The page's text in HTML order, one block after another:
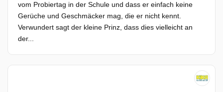
vom Probiertag in der Schule und dass er einfach keine
Gerüche und Geschmäcker mag, die er nicht kennt.
Verwundert sagt der kleine Prinz, dass dies vielleicht an
der...